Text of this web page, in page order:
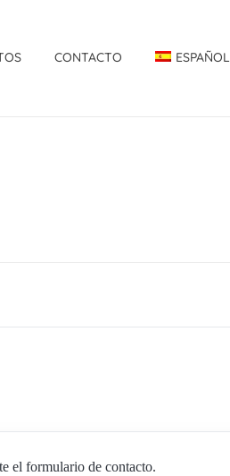
CONTACTO ESPAÑOL
el formulario de contacto.